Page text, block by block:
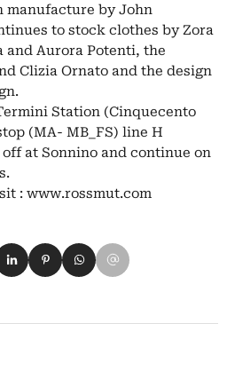
by John
to stock clothes by Zora
and Aurora Potenti, the
Clizia Ornato and the design
Station (Cinquecento
(MA- MB_FS) line H
at Sonnino and continue on
: www.rossmut.com
Facebook
su Xsu LinkedIn
Condividi su Pinterest
Condividi su WhatsApp
Condividi su Email